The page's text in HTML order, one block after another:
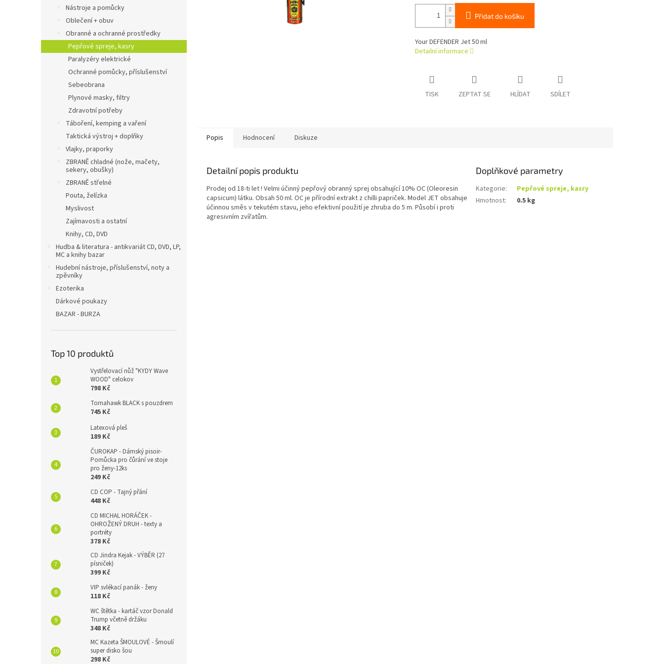
Nástroje a pomůcky
Oblečení + obuv
Obranné a ochranné prostředky
Pepřové spreje, kasry
Paralyzéry elektrické
Ochranné pomůcky, příslušenství
Sebeobrana
Plynové masky, filtry
Zdravotní potřeby
Táboření, kemping a vaření
Taktická výstroj + doplňky
Vlajky, praporky
ZBRANĚ chladné (nože, mačety,
sekery, obušky)
ZBRANĚ střelné
Pouta, želízka
Myslivost
Zajímavosti a ostatní
Knihy, CD, DVD
Hudba & literatura - antikvariát CD, DVD, LP,
MC a knihy bazar
Hudební nástroje, příslušenství, noty a
zpěvníky
Ezoterika
Dárkové poukazy
BAZAR - BURZA
Top 10 produktů
Vystřelovací nůž "KYDY Wave
WOOD" celokov
798 Kč
Tomahawk BLACK s pouzdrem
745 Kč
Latexová pleš
189 Kč
ČUROKAP - Dámský pisoir-
Pomůcka pro čůrání ve stoje
pro ženy-12ks
249 Kč
CD COP - Tajný přání
448 Kč
CD MICHAL HORÁČEK -
OHROŽENÝ DRUH - texty a
portréty
378 Kč
CD Jindra Kejak - VÝBĚR (27
písniček)
399 Kč
VIP svlékací panák - ženy
118 Kč
WC štětka - kartáč vzor Donald
Trump včetně držáku
348 Kč
MC Kazeta ŠMOULOVÉ - Šmoulí
super disko šou
298 Kč
Přidat do košíku
Your DEFENDER Jet 50 ml
Detailní informace
TISK ZEPTAT SE HLÍDAT SDÍLET
Popis Hodnocení Diskuze
Detailní popis produktu
Prodej od 18-ti let ! Velmi účinný pepřový obranný sprej obsahující 10% OC (Oleoresin
capsicum) látku. Obsah 50 ml. OC je přírodní extrakt z chilli papriček. Model JET obsahuje
účinnou směs v tekutém stavu, jeho efektivní použití je zhruba do 5 m. Působí i proti
agresivním zvířatům.
Doplňkové parametry
Kategorie:
Pepřové spreje, kasry
Hmotnost: 0.5 kg